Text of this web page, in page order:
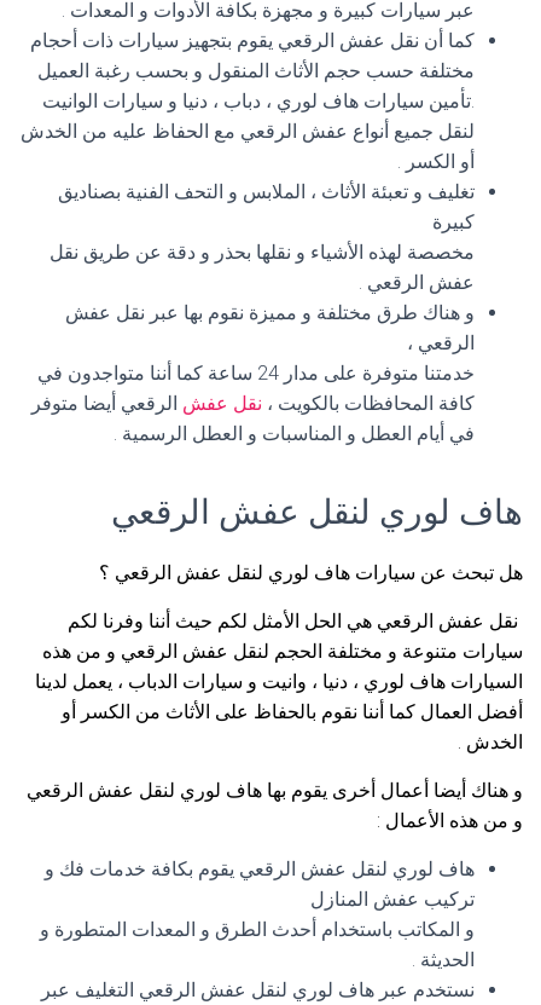
عبر سيارات كبيرة و مجهزة بكافة الأدوات و المعدات .
كما أن نقل عفش الرقعي يقوم بتجهيز سيارات ذات أحجام
مختلفة حسب حجم الأثاث المنقول و بحسب رغبة العميل
.تأمين سيارات هاف لوري ، دباب ، دنيا و سيارات الوانيت
لنقل جميع أنواع عفش الرقعي مع الحفاظ عليه من الخدش
أو الكسر .
تغليف و تعبئة الأثاث ، الملابس و التحف الفنية بصناديق
كبيرة
مخصصة لهذه الأشياء و نقلها بحذر و دقة عن طريق نقل
عفش الرقعي .
و هناك طرق مختلفة و مميزة نقوم بها عبر نقل عفش
الرقعي ،
خدمتنا متوفرة على مدار 24 ساعة كما أننا متواجدون في
كافة المحافظات بالكويت ، نقل عفش الرقعي أيضا متوفر
في أيام العطل و المناسبات و العطل الرسمية .
هاف لوري لنقل عفش الرقعي
هل تبحث عن سيارات هاف لوري لنقل عفش الرقعي ؟
نقل عفش الرقعي هي الحل الأمثل لكم حيث أننا وفرنا لكم
سيارات متنوعة و مختلفة الحجم لنقل عفش الرقعي و من هذه
السيارات هاف لوري ، دنيا ، وانيت و سيارات الدباب ، يعمل لدينا
أفضل العمال كما أننا نقوم بالحفاظ على الأثاث من الكسر أو
الخدش .
و هناك أيضا أعمال أخرى يقوم بها هاف لوري لنقل عفش الرقعي
و من هذه الأعمال :
هاف لوري لنقل عفش الرقعي يقوم بكافة خدمات فك و
تركيب عفش المنازل
و المكاتب باستخدام أحدث الطرق و المعدات المتطورة و
الحديثة .
نستخدم عبر هاف لوري لنقل عفش الرقعي التغليف عبر